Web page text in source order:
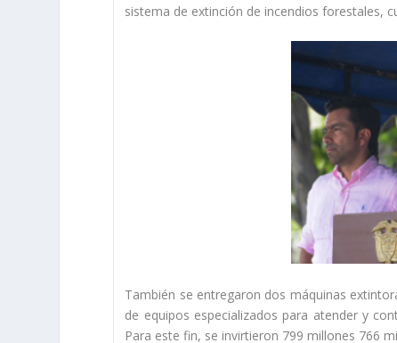
sistema de extinción de incendios forestales,
También se entregaron dos máquinas
de equipos especializados para atender y
Para este fin, se invirtieron 799 millones 766